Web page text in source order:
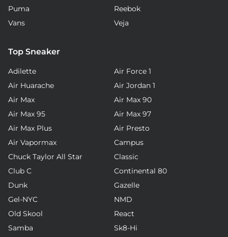
Puma
Reebok
Vans
Veja
Top Sneaker
Adilette
Air Force 1
Air Huarache
Air Jordan 1
Air Max
Air Max 90
Air Max 95
Air Max 97
Air Max Plus
Air Presto
Air Vapormax
Campus
Chuck Taylor All Star
Classic
Club C
Continental 80
Dunk
Gazelle
Gel-NYC
NMD
Old Skool
React
Samba
Sk8-Hi